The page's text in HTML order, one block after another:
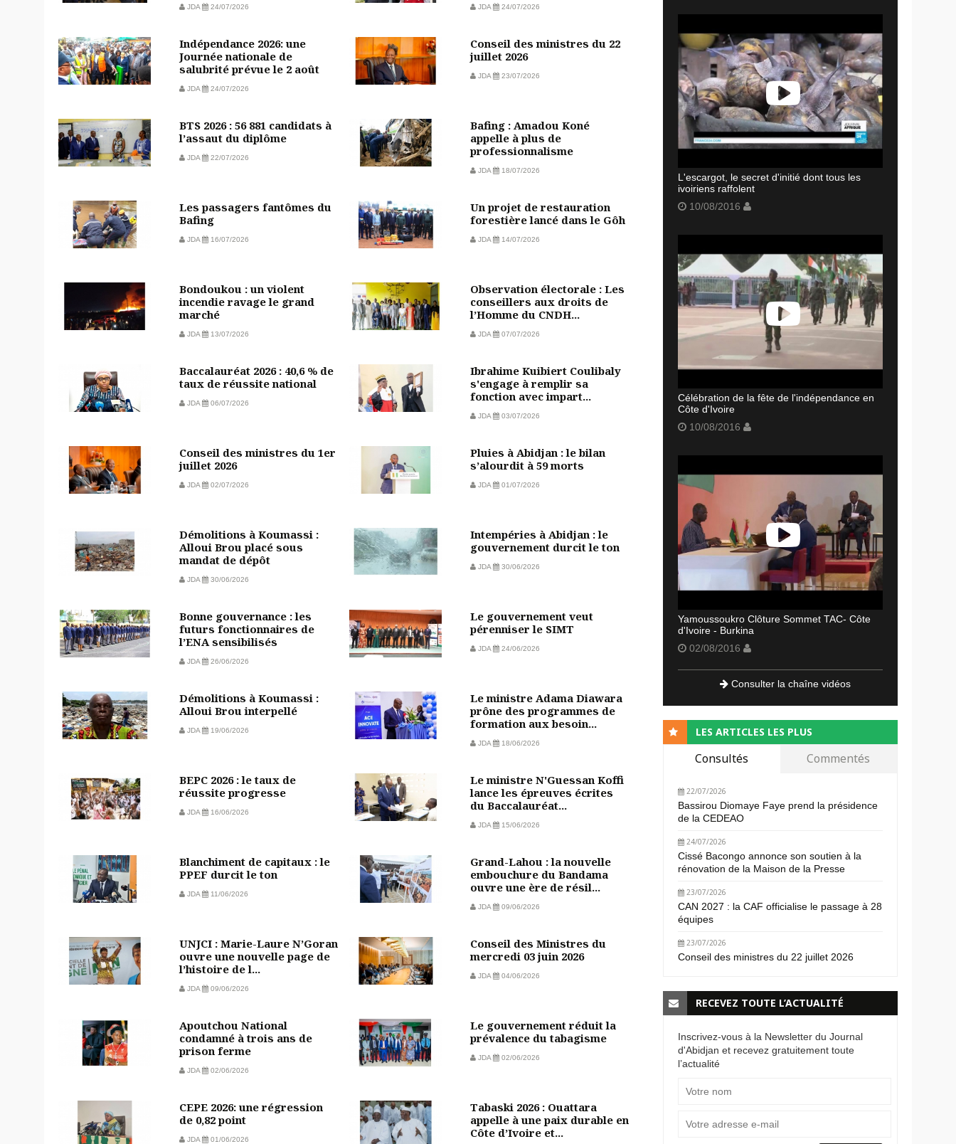
JDA 24/07/2026 JDA 24/07/2026
Indépendance 2026: une
Journée nationale de
salubrité prévue le 2 août
JDA 24/07/2026
Conseil des ministres du 22
juillet 2026
JDA 23/07/2026
BTS 2026 : 56 881 candidats à
l’assaut du diplôme
JDA 22/07/2026
Bafing : Amadou Koné
appelle à plus de
professionnalisme
JDA 18/07/2026
Les passagers fantômes du
Bafing
JDA 16/07/2026
Un projet de restauration
forestière lancé dans le Gôh
JDA 14/07/2026
Bondoukou : un violent
incendie ravage le grand
marché
JDA 13/07/2026
Observation électorale : Les
conseillers aux droits de
l’Homme du CNDH...
JDA 07/07/2026
Baccalauréat 2026 : 40,6 % de
taux de réussite national
JDA 06/07/2026
Ibrahime Kuibiert Coulibaly
s'engage à remplir sa
fonction avec impart...
JDA 03/07/2026
Conseil des ministres du 1er
juillet 2026
JDA 02/07/2026
Pluies à Abidjan : le bilan
s’alourdit à 59 morts
JDA 01/07/2026
Démolitions à Koumassi :
Alloui Brou placé sous
mandat de dépôt
JDA 30/06/2026
Intempéries à Abidjan : le
gouvernement durcit le ton
JDA 30/06/2026
Bonne gouvernance : les
futurs fonctionnaires de
l’ENA sensibilisés
JDA 26/06/2026
Le gouvernement veut
pérenniser le SIMT
JDA 24/06/2026
Démolitions à Koumassi :
Alloui Brou interpellé
JDA 19/06/2026
Le ministre Adama Diawara
prône des programmes de
formation aux besoin...
JDA 18/06/2026
BEPC 2026 : le taux de
réussite progresse
JDA 16/06/2026
Le ministre N'Guessan Koffi
lance les épreuves écrites
du Baccalauréat...
JDA 15/06/2026
Blanchiment de capitaux : le
PPEF durcit le ton
JDA 11/06/2026
Grand-Lahou : la nouvelle
embouchure du Bandama
ouvre une ère de résil...
JDA 09/06/2026
UNJCI : Marie-Laure N’Goran
ouvre une nouvelle page de
l’histoire de l...
JDA 09/06/2026
Conseil des Ministres du
mercredi 03 juin 2026
JDA 04/06/2026
Apoutchou National
condamné à trois ans de
prison ferme
JDA 02/06/2026
Le gouvernement réduit la
prévalence du tabagisme
JDA 02/06/2026
CEPE 2026: une régression
de 0,82 point
JDA 01/06/2026
Tabaski 2026 : Ouattara
appelle à une paix durable en
Côte d’Ivoire et...
L'escargot, le secret d'initié dont tous les
ivoiriens raffolent
10/08/2016
Célébration de la fête de l'indépendance en
Côte d'Ivoire
10/08/2016
Yamoussoukro Clôture Sommet TAC- Côte
d'Ivoire - Burkina
02/08/2016
Consulter la chaîne vidéos
LES ARTICLES LES PLUS
Consultés Commentés
22/07/2026
Bassirou Diomaye Faye prend la présidence
de la CEDEAO
24/07/2026
Cissé Bacongo annonce son soutien à la
rénovation de la Maison de la Presse
23/07/2026
CAN 2027 : la CAF officialise le passage à 28
équipes
23/07/2026
Conseil des ministres du 22 juillet 2026
RECEVEZ TOUTE L’ACTUALITÉ
Inscrivez-vous à la Newsletter du Journal
d'Abidjan et recevez gratuitement toute
l’actualité